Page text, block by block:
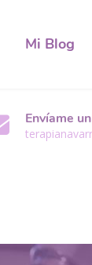
Mi Blog
Envíame